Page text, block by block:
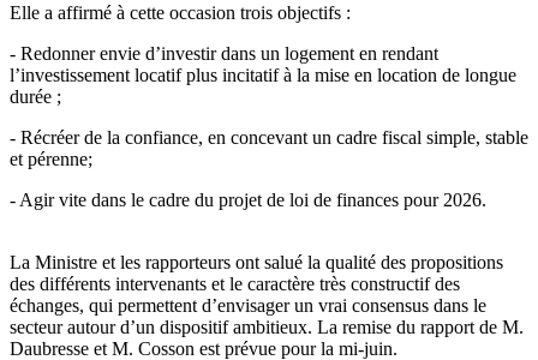
Elle a affirmé à cette occasion trois objectifs :
- Redonner envie d’investir dans un logement en rendant
l’investissement locatif plus incitatif à la mise en location de longue
durée ;
- Récréer de la confiance, en concevant un cadre fiscal simple, stable
et pérenne;
- Agir vite dans le cadre du projet de loi de finances pour 2026.
La Ministre et les rapporteurs ont salué la qualité des propositions
des différents intervenants et le caractère très constructif des
échanges, qui permettent d’envisager un vrai consensus dans le
secteur autour d’un dispositif ambitieux. La remise du rapport de M.
Daubresse et M. Cosson est prévue pour la mi-juin.